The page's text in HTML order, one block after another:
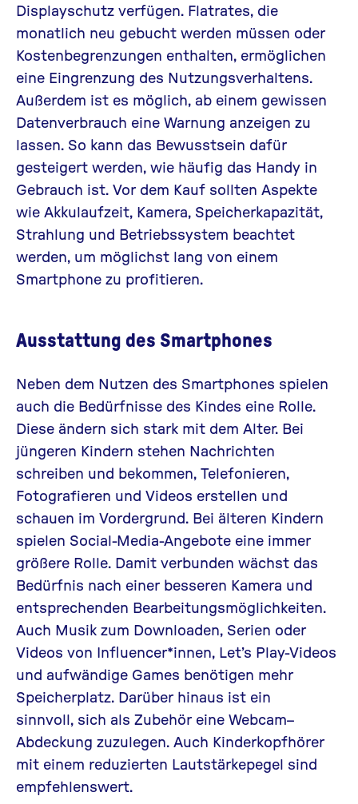
Displayschutz verfügen. Flatrates, die
monatlich neu gebucht werden müssen oder
Kostenbegrenzungen enthalten, ermöglichen
eine Eingrenzung des Nutzungsverhaltens.
Außerdem ist es möglich, ab einem gewissen
Datenverbrauch eine Warnung anzeigen zu
lassen. So kann das Bewusstsein dafür
gesteigert werden, wie häufig das Handy in
Gebrauch ist. Vor dem Kauf sollten Aspekte
wie Akkulaufzeit, Kamera, Speicherkapazität,
Strahlung und Betriebssystem beachtet
werden, um möglichst lang von einem
Smartphone zu profitieren.
Ausstattung des Smartphones
Neben dem Nutzen des Smartphones spielen
auch die Bedürfnisse des Kindes eine Rolle.
Diese ändern sich stark mit dem Alter. Bei
jüngeren Kindern stehen Nachrichten
schreiben und bekommen, Telefonieren,
Fotografieren und Videos erstellen und
schauen im Vordergrund. Bei älteren Kindern
spielen Social-Media-Angebote eine immer
größere Rolle. Damit verbunden wächst das
Bedürfnis nach einer besseren Kamera und
entsprechenden Bearbeitungsmöglichkeiten.
Auch Musik zum Downloaden, Serien oder
Videos von Influencer*innen, Let’s Play-Videos
und aufwändige Games benötigen mehr
Speicherplatz. Darüber hinaus ist ein
sinnvoll, sich als Zubehör eine Webcam–
Abdeckung zuzulegen. Auch Kinderkopfhörer
mit einem reduzierten Lautstärkepegel sind
empfehlenswert.